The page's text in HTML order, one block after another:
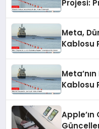
Projesi:
Meta,
Kablosu
Kablosu
Apple’ın